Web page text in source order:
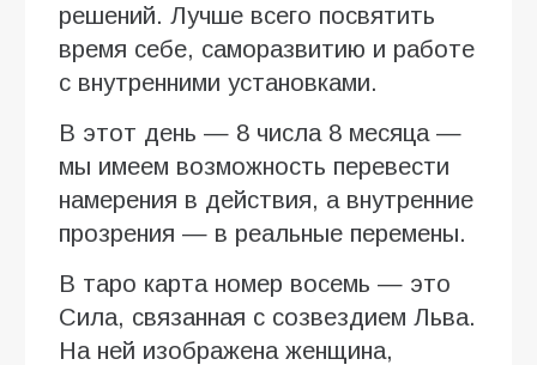
решений. Лучше всего посвятить
время себе, саморазвитию и работе
с внутренними установками.
В этот день — 8 числа 8 месяца —
мы имеем возможность перевести
намерения в действия, а внутренние
прозрения — в реальные перемены.
В таро карта номер восемь — это
Сила, связанная с созвездием Льва.
На ней изображена женщина,